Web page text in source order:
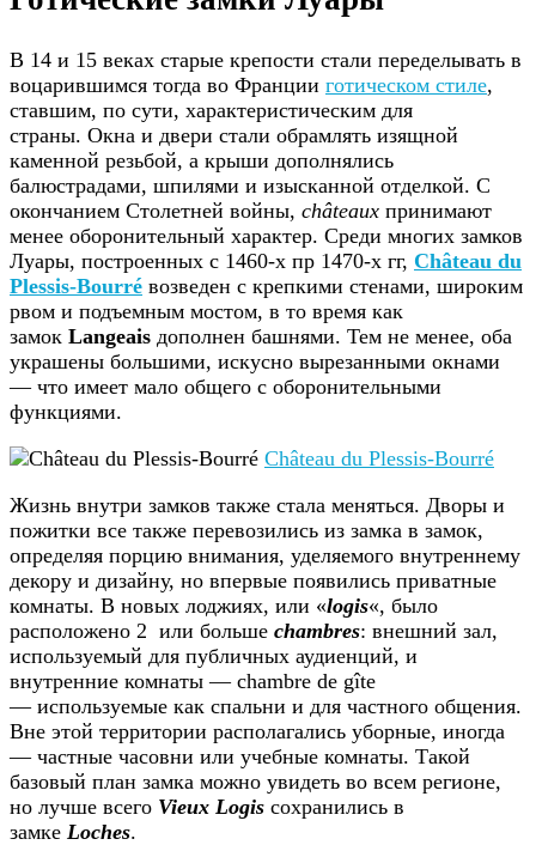
В 14 и 15 веках старые крепости стали переделывать в
воцарившимся тогда во Франции готическом стиле,
ставшим, по сути, характеристическим для
страны. Окна и двери стали обрамлять изящной
каменной резьбой, а крыши дополнялись
балюстрадами, шпилями и изысканной отделкой. С
окончанием Столетней войны, châteaux принимают
менее оборонительный характер. Среди многих замков
Луары, построенных с 1460-х пр 1470-х гг, Сhâteau du
Plessis-Bourré возведен с крепкими стенами, широким
рвом и подъемным мостом, в то время как
замок Langeais дополнен башнями. Тем не менее, оба
украшены большими, искусно вырезанными окнами
— что имеет мало общего с оборонительными
функциями.
Château du Plessis-Bourré
Жизнь внутри замков также стала меняться. Дворы и
пожитки все также перевозились из замка в замок,
определяя порцию внимания, уделяемого внутреннему
декору и дизайну, но впервые появились приватные
комнаты. В новых лоджиях, или «logis«, было
расположено 2 или больше chambres: внешний зал,
используемый для публичных аудиенций, и
внутренние комнаты — chambre de gîte
— используемые как спальни и для частного общения.
Вне этой территории располагались уборные, иногда
— частные часовни или учебные комнаты. Такой
базовый план замка можно увидеть во всем регионе,
но лучше всего Vieux Logis сохранились в
замке Loches.